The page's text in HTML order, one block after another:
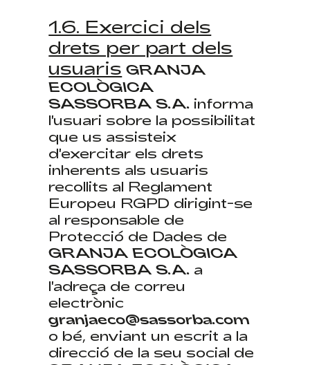
1.6. Exercici dels
drets per part dels
usuaris GRANJA
ECOLÒGICA
SASSORBA S.A. informa
l'usuari sobre la possibilitat
que us assisteix
d'exercitar els drets
inherents als usuaris
recollits al Reglament
Europeu RGPD dirigint-se
al responsable de
Protecció de Dades de
GRANJA ECOLÒGICA
SASSORBA S.A. a
l'adreça de correu
electrònic
granjaeco@sassorba.com
o bé, enviant un escrit a la
direcció de la seu social de